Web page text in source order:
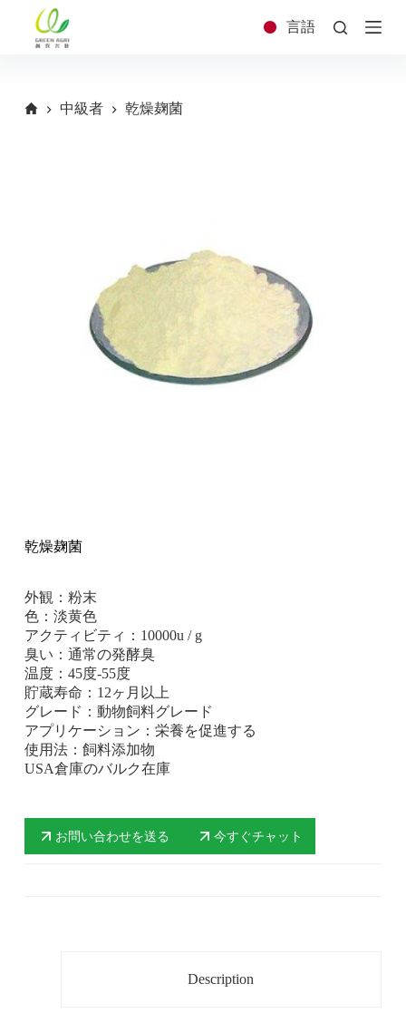
へ
言語
中級者 乾燥麹菌
乾燥麹菌
外観：粉末
色：淡黄色
アクティビティ：10000u / g
臭い：通常の発酵臭
温度：45度-55度
貯蔵寿命：12ヶ月以上
グレード：動物飼料グレード
アプリケーション：栄養を促進する
使用法：飼料添加物
USA倉庫のバルク在庫
お問い合わせを送る 今すぐチャット
Description